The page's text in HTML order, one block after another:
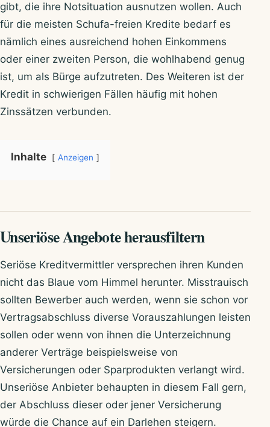
gibt, die ihre Notsituation ausnutzen wollen. Auch
für die meisten Schufa-freien Kredite bedarf es
nämlich eines ausreichend hohen Einkommens
oder einer zweiten Person, die wohlhabend genug
ist, um als Bürge aufzutreten. Des Weiteren ist der
Kredit in schwierigen Fällen häufig mit hohen
Zinssätzen verbunden.
Inhalte Anzeigen
Unseriöse Angebote herausfiltern
Seriöse Kreditvermittler versprechen ihren Kunden
nicht das Blaue vom Himmel herunter. Misstrauisch
sollten Bewerber auch werden, wenn sie schon vor
Vertragsabschluss diverse Vorauszahlungen leisten
sollen oder wenn von ihnen die Unterzeichnung
anderer Verträge beispielsweise von
Versicherungen oder Sparprodukten verlangt wird.
Unseriöse Anbieter behaupten in diesem Fall gern,
der Abschluss dieser oder jener Versicherung
würde die Chance auf ein Darlehen steigern.